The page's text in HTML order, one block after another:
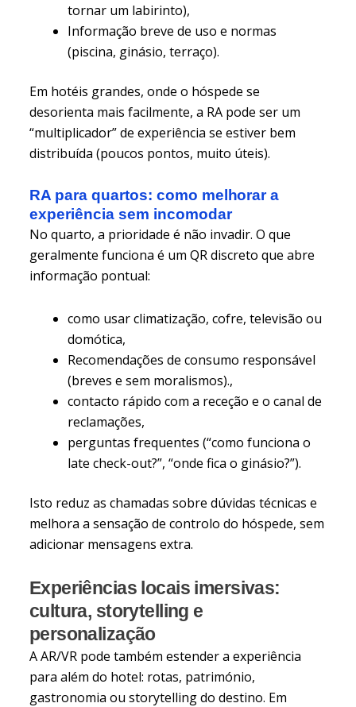
tornar um labirinto),
Informação breve de uso e normas
(piscina, ginásio, terraço).
Em hotéis grandes, onde o hóspede se
desorienta mais facilmente, a RA pode ser um
“multiplicador” de experiência se estiver bem
distribuída (poucos pontos, muito úteis).
RA para quartos: como melhorar a
experiência sem incomodar
No quarto, a prioridade é não invadir. O que
geralmente funciona é um QR discreto que abre
informação pontual:
como usar climatização, cofre, televisão ou
domótica,
Recomendações de consumo responsável
(breves e sem moralismos).,
contacto rápido com a receção e o canal de
reclamações,
perguntas frequentes (“como funciona o
late check-out?”, “onde fica o ginásio?”).
Isto reduz as chamadas sobre dúvidas técnicas e
melhora a sensação de controlo do hóspede, sem
adicionar mensagens extra.
Experiências locais imersivas:
cultura, storytelling e
personalização
A AR/VR pode também estender a experiência
para além do hotel: rotas, património,
gastronomia ou storytelling do destino. Em